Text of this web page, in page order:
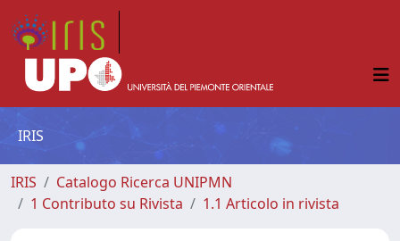
IRIS
IRIS
Catalogo Ricerca UNIPMN
1 Contributo su Rivista
1.1 Articolo in rivista